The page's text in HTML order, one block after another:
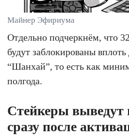
Майнер Эфириума
Отдельно подчеркнём, что
будут заблокированы
“Шанхай”, то есть как
полгода.
Стейкеры выведут
сразу после